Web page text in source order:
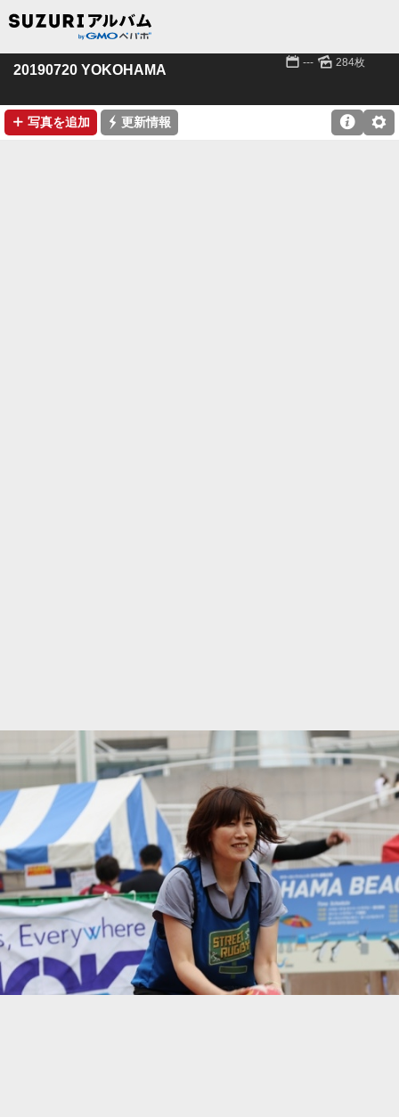
20190720 YOKOHAMA 📅 --- 🌄 284枚
➕ 写真を追加 ⚡ 更新情報 ⚙
